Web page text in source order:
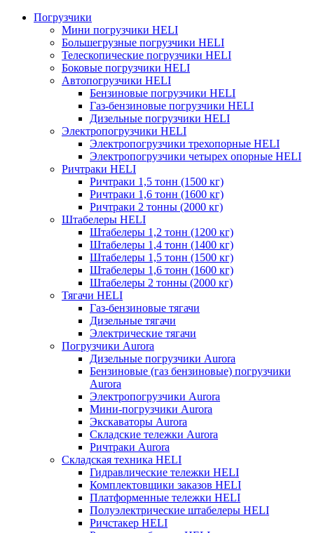
Погрузчики
Мини погрузчики HELI
Большегрузные погрузчики HELI
Телескопические погрузчики HELI
Боковые погрузчики HELI
Автопогрузчики HELI
Бензиновые погрузчики HELI
Газ-бензиновые погрузчики HELI
Дизельные погрузчики HELI
Электропогрузчики HELI
Электропогрузчики трехопорные HELI
Электропогрузчики четырех опорные HELI
Ричтраки HELI
Ричтраки 1,5 тонн (1500 кг)
Ричтраки 1,6 тонн (1600 кг)
Ричтраки 2 тонны (2000 кг)
Штабелеры HELI
Штабелеры 1,2 тонн (1200 кг)
Штабелеры 1,4 тонн (1400 кг)
Штабелеры 1,5 тонн (1500 кг)
Штабелеры 1,6 тонн (1600 кг)
Штабелеры 2 тонны (2000 кг)
Тягачи HELI
Газ-бензиновые тягачи
Дизельные тягачи
Электрические тягачи
Погрузчики Aurora
Дизельные погрузчики Aurora
Бензиновые (газ бензиновые) погрузчики
Aurora
Электропогрузчики Aurora
Мини-погрузчики Aurora
Экскаваторы Aurora
Складские тележки Aurora
Ричтраки Aurora
Складская техника HELI
Гидравлические тележки HELI
Комплектовщики заказов HELI
Платформенные тележки HELI
Полуэлектрические штабелеры HELI
Ричстакер HELI